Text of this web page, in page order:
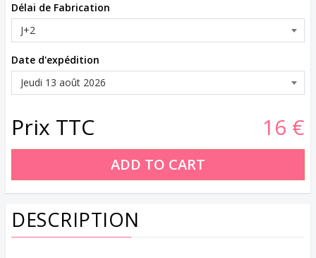
Délai de Fabrication
Date d'expédition
Prix TTC 16 €
DESCRIPTION